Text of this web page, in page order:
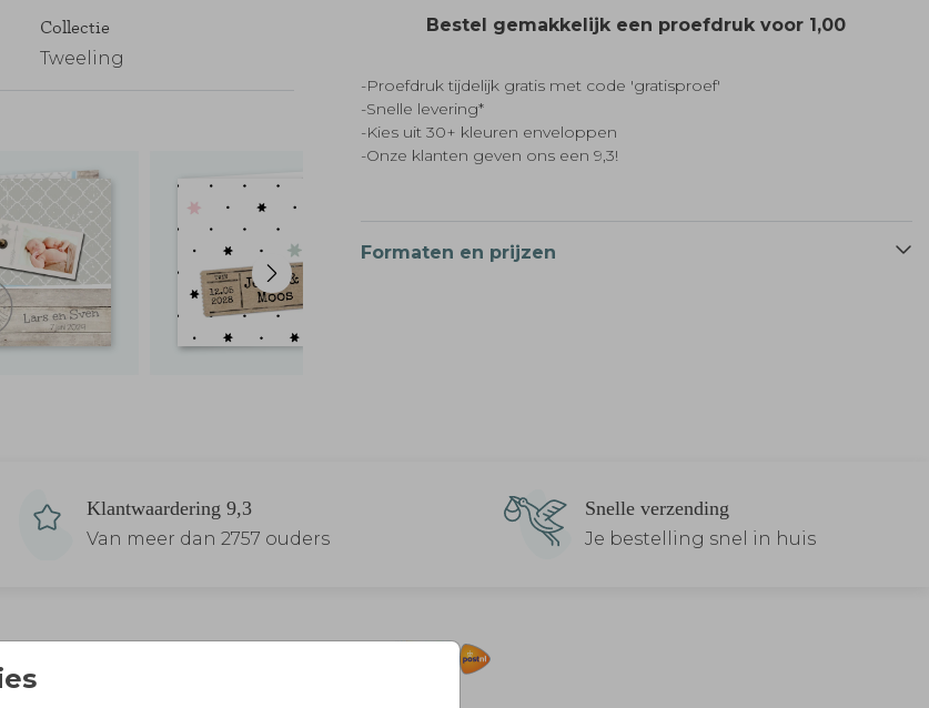
Collectie
Tweeling
Bestel gemakkelijk een proefdruk voor 1,00
-Proefdruk tijdelijk gratis met code 'gratisproef'
-Snelle levering*
-Kies uit 30+ kleuren enveloppen
-Onze klanten geven ons een 9,3!
Formaten en prijzen
Klantwaardering 9,3
Van meer dan 2757 ouders
Snelle verzending
Je bestelling snel in huis
winkelen en betalen